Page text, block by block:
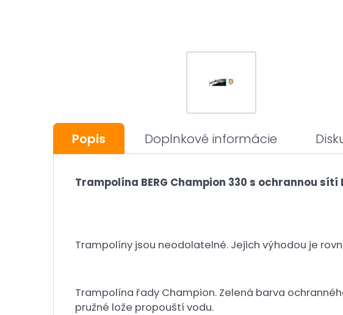
Popis Doplnkové informácie
Trampolína BERG Champion 330 s ochrannou sítí
Trampolíny jsou neodolatelné. Jejich výhodou je
Trampolína řady Champion. Zelená barva
pružné lože propouští vodu.